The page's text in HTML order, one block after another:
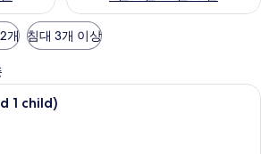
개 침대 3개 이상
1 개의 침실, 미니바, 객실 내 금고, 책상
1 child)